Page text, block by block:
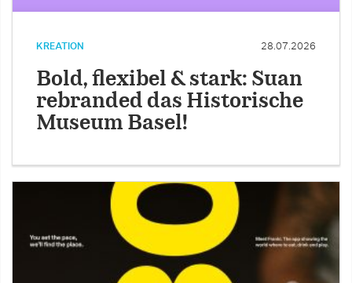
KREATION 28.07.2026
Bold, flexibel & stark: Suan
rebranded das Historische
Museum Basel!